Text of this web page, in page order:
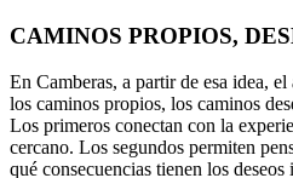
CAMINOS PROPIOS,
En Camberas, a partir de esa idea,
los caminos propios, los caminos
Los primeros conectan con la
cercano. Los segundos permiten
qué consecuencias tienen los